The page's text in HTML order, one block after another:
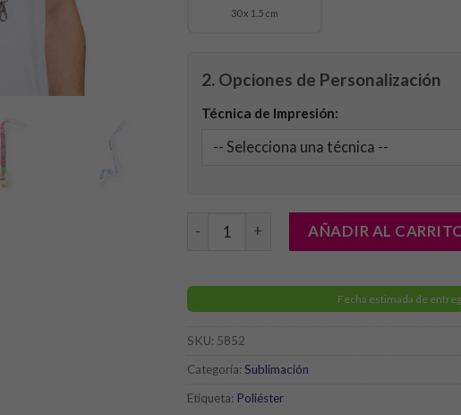
30 x 1.5 cm
2. Opciones de Personalización
Técnica de Impresión:
Pulsera Sublimación Waylen cantidad
AÑADIR AL
Fecha estimada de
SKU: 5852
Categoría: Sublimación
Etiqueta: Poliéster